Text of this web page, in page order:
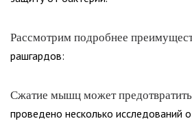
Рассмотрим подробнее
рашгардов:
Сжатие мышц может
проведено несколько исследований